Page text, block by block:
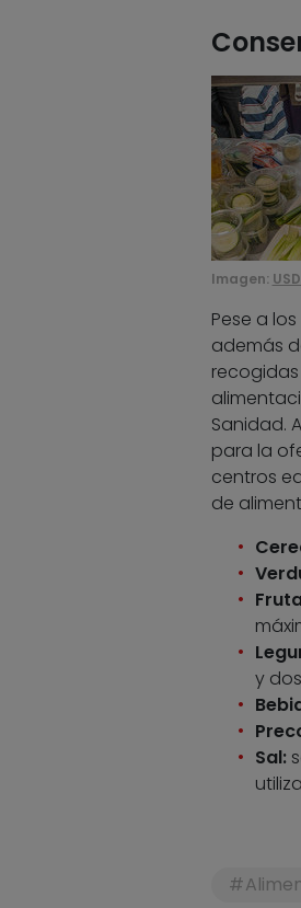
Imagen:
Pese a
además
Sanidad.
para la
centros
de
y
Sal: